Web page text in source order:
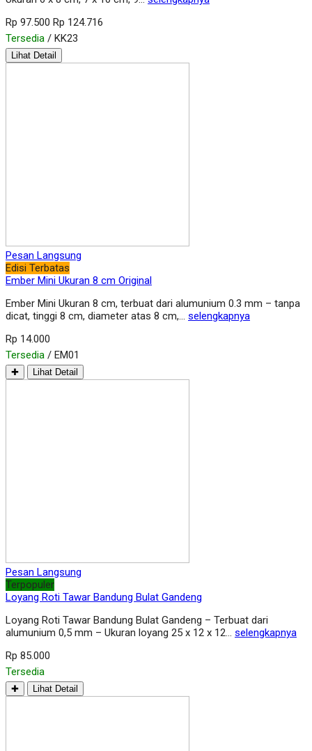
Rp 97.500 Rp 124.716
Tersedia / KK23
Lihat Detail
Pesan Langsung
Edisi Terbatas
Ember Mini Ukuran 8 cm Original
Ember Mini Ukuran 8 cm, terbuat dari alumunium 0.3 mm – tanpa
dicat, tinggi 8 cm, diameter atas 8 cm,… selengkapnya
Rp 14.000
Tersedia / EM01
✚ Lihat Detail
Pesan Langsung
Terpopuler
Loyang Roti Tawar Bandung Bulat Gandeng
Loyang Roti Tawar Bandung Bulat Gandeng – Terbuat dari
alumunium 0,5 mm – Ukuran loyang 25 x 12 x 12… selengkapnya
Rp 85.000
Tersedia
✚ Lihat Detail